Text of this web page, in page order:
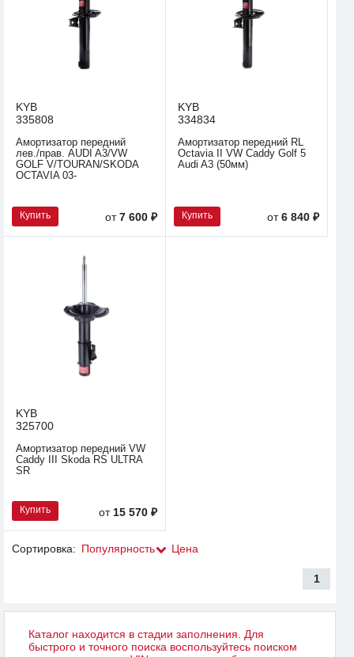
KYB
335808
Амортизатор передний
лев./прав. AUDI A3/VW
GOLF V/TOURAN/SKODA
OCTAVIA 03-
Купить от7 600 ₽
KYB
334834
Амортизатор передний RL
Octavia II VW Caddy Golf 5
Audi A3 (50мм)
Купить от6 840 ₽
KYB
325700
Амортизатор передний VW
Caddy III Skoda RS ULTRA
SR
Купить от 15 570 ₽
Сортировка: Популярность Цена
1
Каталог находится в стадии заполнения. Для
быстрого и точного поиска воспользуйтесь поиском